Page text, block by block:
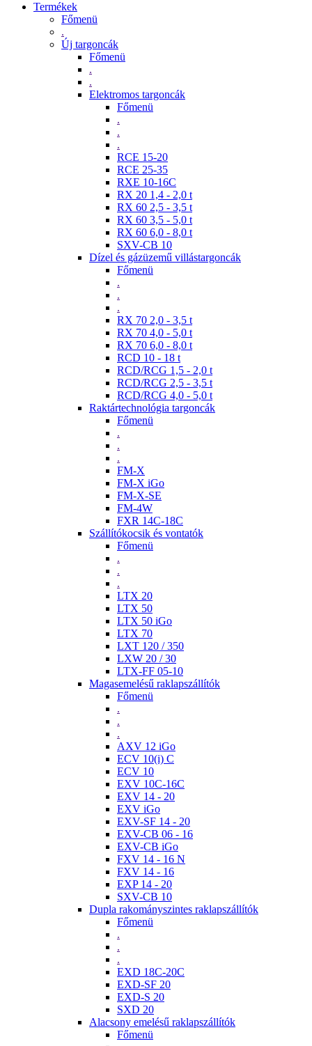
Termékek
Főmenü
.
Új targoncák
Főmenü
.
.
Elektromos targoncák
Főmenü
.
.
.
RCE 15-20
RCE 25-35
RXE 10-16C
RX 20 1,4 - 2,0 t
RX 60 2,5 - 3,5 t
RX 60 3,5 - 5,0 t
RX 60 6,0 - 8,0 t
SXV-CB 10
Dízel és gázüzemű villástargoncák
Főmenü
.
.
.
RX 70 2,0 - 3,5 t
RX 70 4,0 - 5,0 t
RX 70 6,0 - 8,0 t
RCD 10 - 18 t
RCD/RCG 1,5 - 2,0 t
RCD/RCG 2,5 - 3,5 t
RCD/RCG 4,0 - 5,0 t
Raktártechnológia targoncák
Főmenü
.
.
.
FM-X
FM-X iGo
FM-X-SE
FM-4W
FXR 14C-18C
Szállítókocsik és vontatók
Főmenü
.
.
.
LTX 20
LTX 50
LTX 50 iGo
LTX 70
LXT 120 / 350
LXW 20 / 30
LTX-FF 05-10
Magasemelésű raklapszállítók
Főmenü
.
.
.
AXV 12 iGo
ECV 10(i) C
ECV 10
EXV 10C-16C
EXV 14 - 20
EXV iGo
EXV-SF 14 - 20
EXV-CB 06 - 16
EXV-CB iGo
FXV 14 - 16 N
FXV 14 - 16
EXP 14 - 20
SXV-CB 10
Dupla rakományszintes raklapszállítók
Főmenü
.
.
.
EXD 18C-20C
EXD-SF 20
EXD-S 20
SXD 20
Alacsony emelésű raklapszállítók
Főmenü